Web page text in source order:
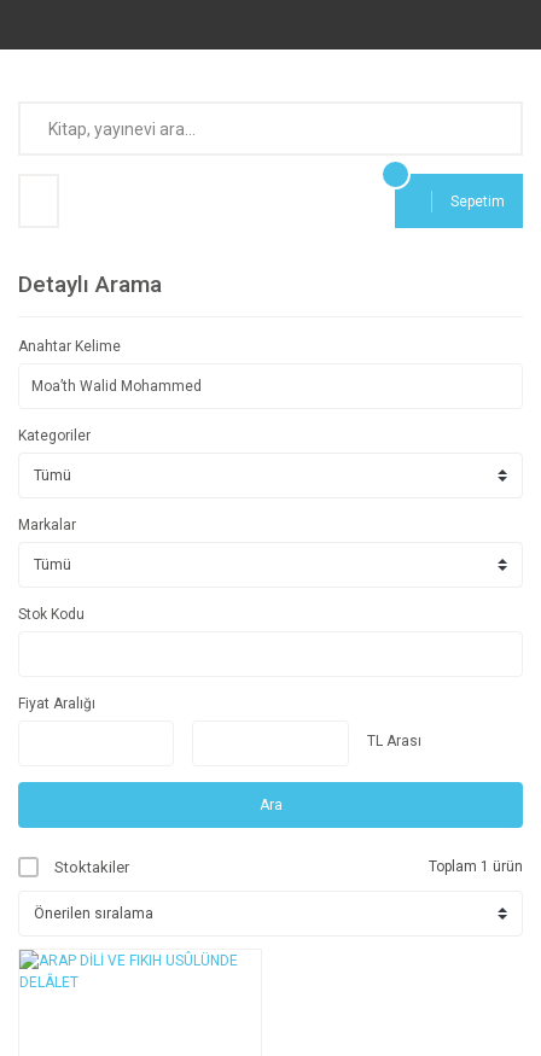
Sepetim
Detaylı Arama
Anahtar Kelime
Kategoriler
Markalar
Stok Kodu
Fiyat Aralığı
TL Arası
Ara
Stoktakiler Toplam 1 ürün